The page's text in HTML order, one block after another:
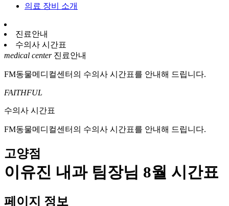
의료 장비 소개
진료안내
수의사 시간표
medical center진료안내
FM동물메디컬센터의 수의사 시간표를 안내해 드립니다.
FAITHFUL
수의사 시간표
FM동물메디컬센터의 수의사 시간표를 안내해 드립니다.
고양점
이유진 내과 팀장님 8월 시간표
페이지 정보